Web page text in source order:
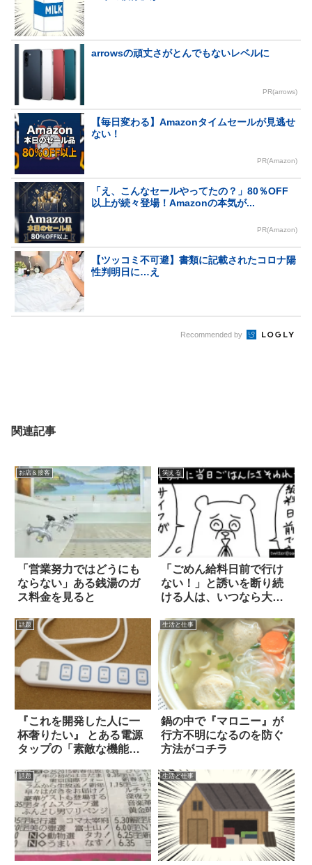
arrowsの頑丈さがとんでもないレベルに
PR(arrows)
【毎日変わる】Amazonタイムセールが見逃せ
ない！
PR(Amazon)
「え、こんなセールやってたの？」80％OFF
以上が続々登場！Amazonの本気が...
PR(Amazon)
【ツッコミ不可避】書類に記載されたコロナ陽
性判明日に…え
Recommended by
関連記事
お店＆接客
「営業努力ではどうにも
ならない」ある銭湯のガ
ス料金を見ると
笑える
「ごめん給料日前で行け
ない！」と誘いを断り続
ける人は、いつなら大丈
話題
『これを開発した人に一
杯奢りたい』 とある電源
タップの「素敵な機能」
生活と仕事
鍋の中で『マロニー』が
行方不明になるのを防ぐ
方法がコチラ
話題 生活と仕事